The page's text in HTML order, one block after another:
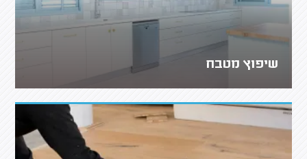
שיפוץ מטבח